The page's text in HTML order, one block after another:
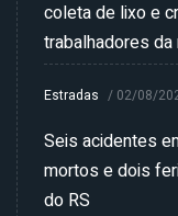
coleta de lixo e
trabalhadores
Estradas / 02/08/
Seis acidentes
mortos e dois
do RS